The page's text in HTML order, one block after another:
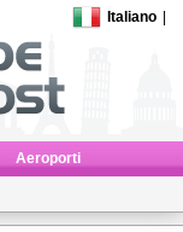
Italiano
Aeroporti